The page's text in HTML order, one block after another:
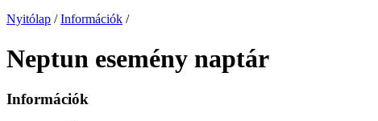
Nyitólap / Információk /
Neptun esemény naptár
Információk